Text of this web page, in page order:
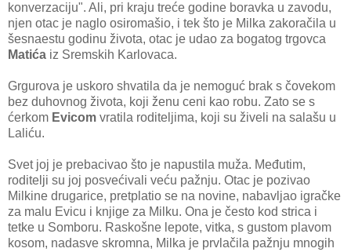
konverzaciju". Ali, pri kraju treće godine boravka u zavodu,
njen otac je naglo osiromašio, i tek što je Milka zakoračila u
šesnaestu godinu života, otac je udao za bogatog trgovca
Matića iz Sremskih Karlovaca.
Grgurova je uskoro shvatila da je nemoguć brak s čovekom
bez duhovnog života, koji ženu ceni kao robu. Zato se s
ćerkom Evicom vratila roditeljima, koji su živeli na salašu u
Laliću.
Svet joj je prebacivao što je napustila muža. Međutim,
roditelji su joj posvećivali veću pažnju. Otac je pozivao
Milkine drugarice, pretplatio se na novine, nabavljao igračke
za malu Evicu i knjige za Milku. Ona je često kod strica i
tetke u Somboru. Raskošne lepote, vitka, s gustom plavom
kosom, nadasve skromna, Milka je prvlačila pažnju mnogih